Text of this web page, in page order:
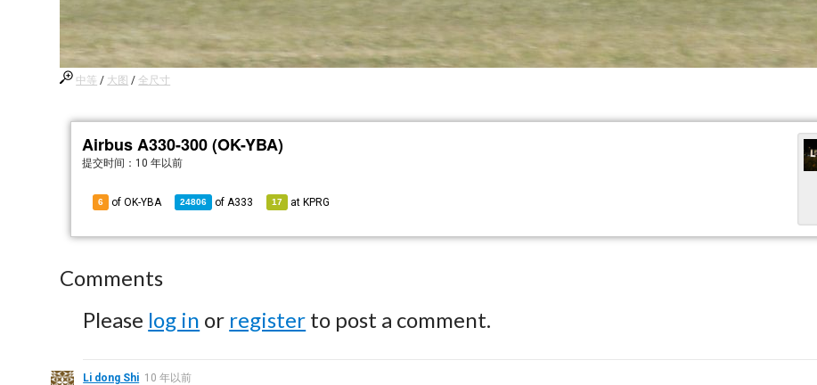
中等 / 大图 / 全尺寸
Airbus A330-300 (OK-YBA)
提交时间： 10 年以前
6 of OK-YBA 24806 ofA333 17 at KPRG
Comments
Please log in or register to post a comment.
Li dong Shi 10 年以前